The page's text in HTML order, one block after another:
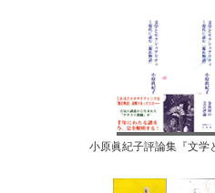
小原眞紀子評論集『文学